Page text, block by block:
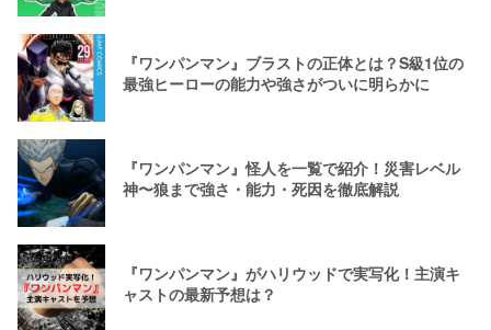
『ワンパンマン』ブラストの正体とは？S級1位の
最強ヒーローの能力や強さがついに明らかに
『ワンパンマン』怪人を一覧で紹介！災害レベル
神〜狼まで強さ・能力・死因を徹底解説
『ワンパンマン』がハリウッドで実写化！主演キ
ャストの最新予想は？